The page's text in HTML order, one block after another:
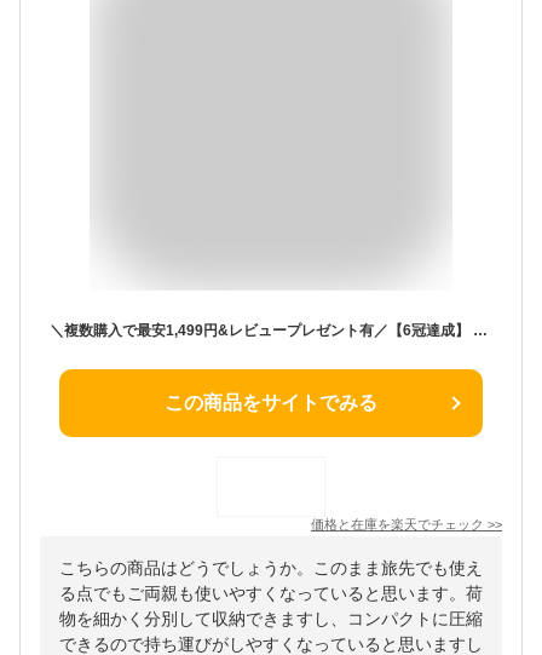
＼複数購入で最安1,499円&レビュープレゼント有／【6冠達成】 圧縮ポーチ 吊り下げ トラベルポーチ 旅行用ポーチ トラベルグッズ 吊り下げポーチ トラベルバッグ 旅行 圧縮袋 収納ポーチ クローゼット 旅行カバン 衣装ケース 旅行用圧縮袋 出張 仕分け
この商品をサイトでみる
価格と在庫を楽天でチェック >>
こちらの商品はどうでしょうか。このまま旅先でも使え
る点でもご両親も使いやすくなっていると思います。荷
物を細かく分別して収納できますし、コンパクトに圧縮
できるので持ち運びがしやすくなっていると思いますし